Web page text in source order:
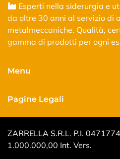
Esperti nella siderurgia e
da oltre 30 anni al servizio di
metalmeccaniche. Qualità,
gamma di prodotti per ogni
Menu
Shop
Certificazioni e Contatti
Pagine Legali
Privacy Policy
Cookie Policy
Condizioni di vendita
ZARRELLA S.R.L. P.I.
1.000.000,00 Int. Vers.